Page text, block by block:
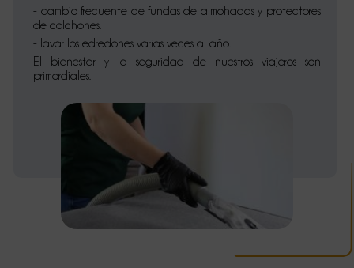
- cambio frecuente de fundas de almohadas y protectores
de colchones.
- lavar los edredones varias veces al año.
El bienestar y la seguridad de nuestros viajeros son
primordiales.